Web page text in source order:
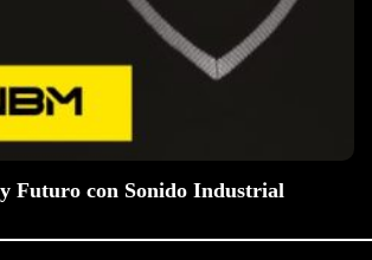
y Futuro con Sonido Industrial